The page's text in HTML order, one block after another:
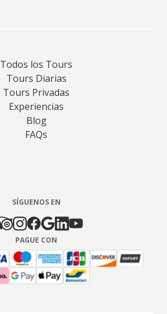
Todos los Tours
Tours Diarias
Tours Privadas
Experiencias
Blog
FAQs
SÍGUENOS EN
PAGUE CON